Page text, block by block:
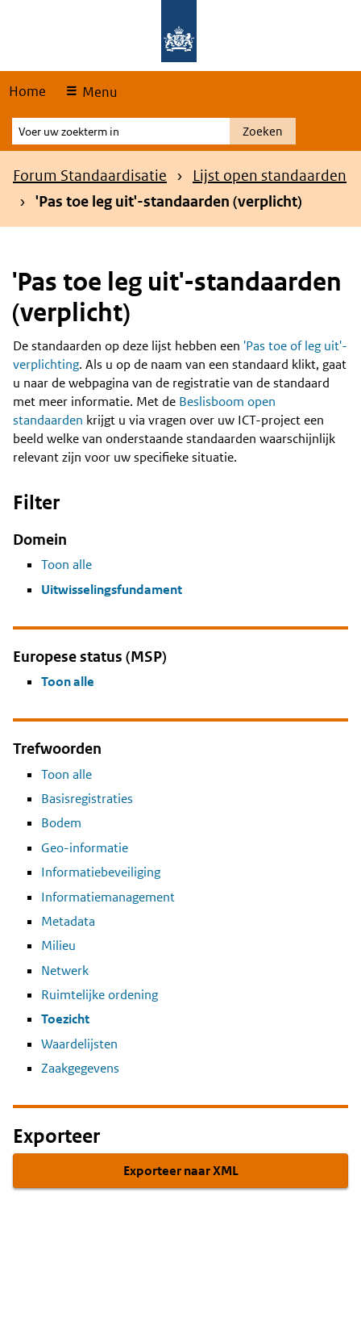
Home Menu
Voer
uw
zoekterm
Zoeken
Kruimelpad
Forum Standaardisatie
Lijst open standaarden
'Pas toe leg uit'-standaarden (verplicht)
'Pas toe leg uit'-standaarden
(verplicht)
Content
De standaarden op deze lijst hebben een 'Pas toe of leg uit'-
verplichting. Als u op de naam van een standaard klikt, gaat
u naar de webpagina van de registratie van de standaard
met meer informatie. Met de Beslisboom open
standaarden krijgt u via vragen over uw ICT-project een
beeld welke van onderstaande standaarden waarschijnlijk
relevant zijn voor uw specifieke situatie.
Filter
Domein
Toon alle
Uitwisselingsfundament
Europese status (MSP)
Toon alle
Trefwoorden
Toon alle
Basisregistraties
Bodem
Geo-informatie
Informatiebeveiliging
Informatiemanagement
Metadata
Milieu
Netwerk
Ruimtelijke ordening
Toezicht
Waardelijsten
Zaakgegevens
Exporteer
Exporteer naar XML